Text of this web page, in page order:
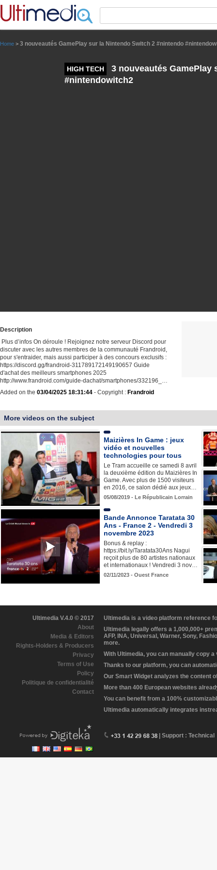
Home > 3 nouveautés GamePlay sur la Nintendo Switch 2 #nintendo
HIGH TECH
3 nouveautés
#nintendowitch2
Description
️ Plus d’infos On déroule ! Rejoignez notre serveur Discord pour
discuter avec les autres membres de la communauté Frandroid,
pour s'entraider, mais aussi participer à des concours exclusifs :
https://discord.gg/frandroid-311789172149190657 Guide
d'achat des meilleurs smartphones 2025
http://www.frandroid.com/guide-dachat/smartphones/332196_…
Added on the 03/04/2025 18:31:44 - Copyright : Frandroid
More videos on the subject
Maizières In Game : jeux
vidéo et nouvelles
technologies pour tous
Le Tram accueille ce samedi 8 avril
la deuxième édition du Maizières In
Game. Avec plus de 1500 visiteurs
en 2016, ce salon dédié aux jeux…
05/08/2019 - Le Républicain Lorrain
Bande Annonce Taratata 30
Ans - France 2 - Vendredi 3
novembre 2023
Bonus & replay :
https://bit.ly/Taratata30Ans Nagui
reçoit plus de 80 artistes nationaux
et internationaux ! Vendredi 3 nov…
02/11/2023 - Ouest France
Ultimedia V.4.0 © 2017
About
Media & Editors
Rights-Holders & Producers
Privacy
Terms of Use
Policy
Politique de confidentialité
Contact
Ultimedia is a video platform reference
Ultimedia legally offers a 1,000,000+
AFP, INA, Universal, Warner, Sony,
more.
With Ultimedia, you can manually copy
Thanks to our platform, you can
Our Smart Widget analyzes the content
More than 400 European websites
You can benefit from a 100%
Ultimedia automatically integrates
| Support : Technical
Panneau de gestion des cookies